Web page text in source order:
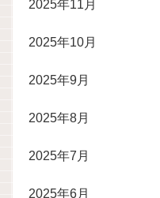
2025年11月
2025年10月
2025年9月
2025年8月
2025年7月
2025年6月